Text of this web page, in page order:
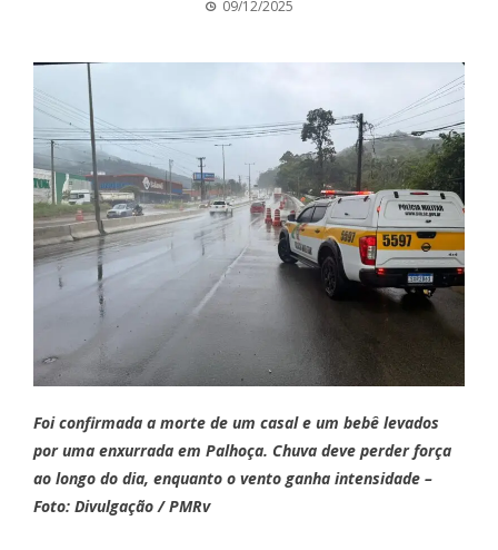
09/12/2025
Foi confirmada a morte de um casal e um bebê levados
por uma enxurrada em Palhoça. Chuva deve perder força
ao longo do dia, enquanto o vento ganha intensidade –
Foto: Divulgação / PMRv